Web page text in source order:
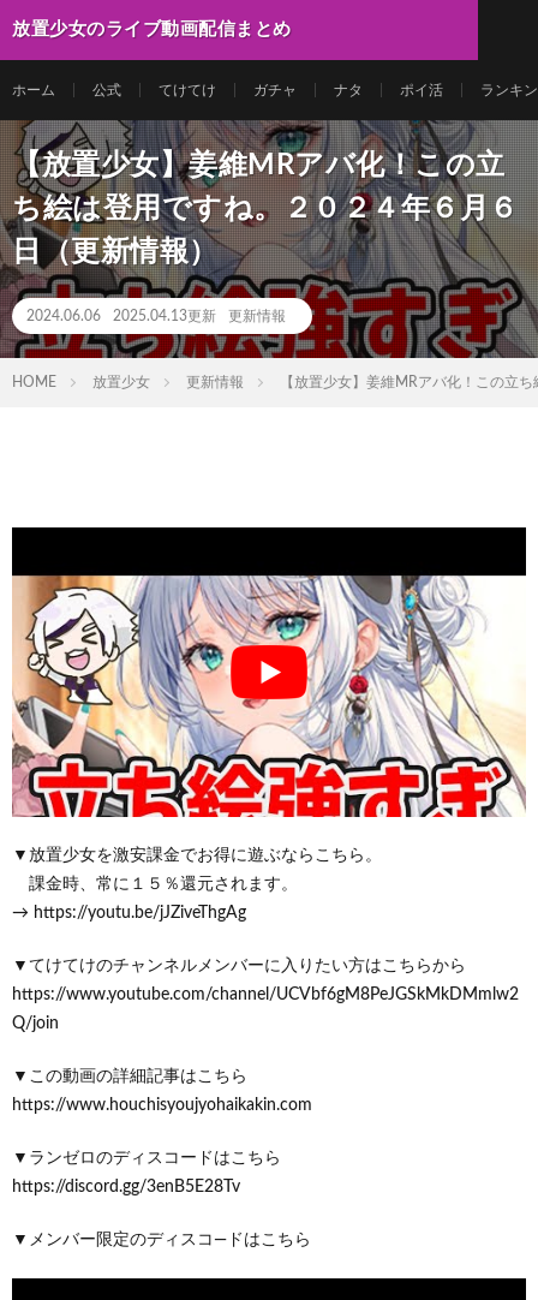
放置少女のライブ動画配信まとめ
ホーム 公式 てけてけ ガチャ ナタ ポイ活 ランキ
【放置少女】姜維MRアバ化！この立
ち絵は登用ですね。２０２４年６月６
日（更新情報）
2024.06.06 2025.04.13更新 更新情報
HOME 放置少女 更新情報 【放置少女】姜維MRアバ化！この立
▼放置少女を激安課金でお得に遊ぶならこちら。
課金時、常に１５％還元されます。
→ https://youtu.be/jJZiveThgAg
▼てけてけのチャンネルメンバーに入りたい方はこちらから
https://www.youtube.com/channel/UCVbf6gM8PeJGSkMkDMmlw2
Q/join
▼この動画の詳細記事はこちら
https://www.houchisyoujyohaikakin.com
▼ランゼロのディスコードはこちら
https://discord.gg/3enB5E28Tv
▼メンバー限定のディスコ―ドはこちら